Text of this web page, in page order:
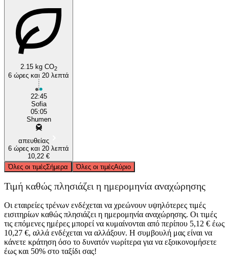
2.15 kg CO2
6 ώρες και 20 λεπτά
22:45
Sofia
05:05
Shumen
απευθείας
6 ώρες και 20 λεπτά
10,22 €
Όλες οι τιμέςΣήμερα Όλες οι τιμέςΑύριο
Τιμή καθώς πλησιάζει η ημερομηνία αναχώρησης
Οι εταιρείες τρένων ενδέχεται να χρεώνουν υψηλότερες τιμές
εισιτηρίων καθώς πλησιάζει η ημερομηνία αναχώρησης. Οι τιμές
τις επόμενες ημέρες μπορεί να κυμαίνονται από περίπου 5,12 € έως
10,27 €, αλλά ενδέχεται να αλλάξουν. Η συμβουλή μας είναι να
κάνετε κράτηση όσο το δυνατόν νωρίτερα για να εξοικονομήσετε
έως και 50% στο ταξίδι σας!